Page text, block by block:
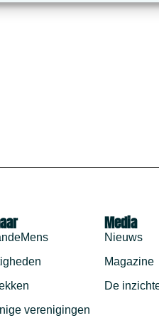
verenigingen
Media
Nieuws
Magazine
De